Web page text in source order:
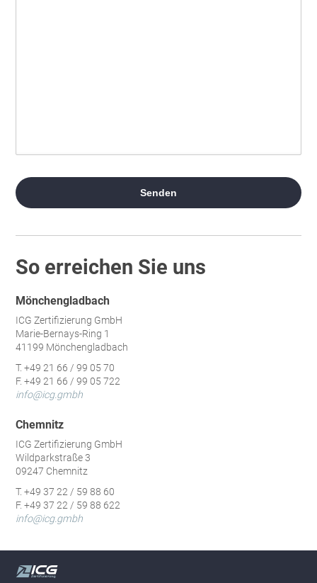
So erreichen Sie uns
Mönchengladbach
ICG Zertifizierung GmbH
Marie-Bernays-Ring 1
41199 Mönchengladbach
T. +49 21 66 / 99 05 70
F. +49 21 66 / 99 05 722
info@icg.gmbh
Chemnitz
ICG Zertifizierung GmbH
Wildparkstraße 3
09247 Chemnitz
T. +49 37 22 / 59 88 60
F. +49 37 22 / 59 88 622
info@icg.gmbh